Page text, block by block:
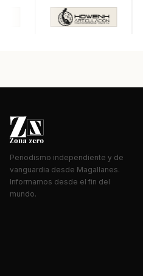
Periodismo independiente y de
vanguardia desde Magallanes.
Informamos desde el fin del
mundo.